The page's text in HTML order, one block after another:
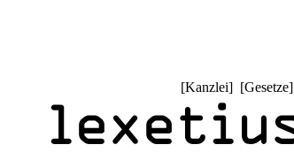
[Kanzlei] [Gesetze]